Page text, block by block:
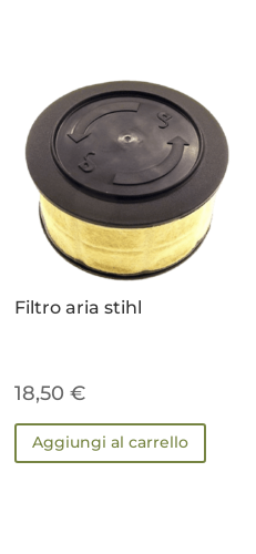
Filtro aria stihl
18,50€
Aggiungi al carrello